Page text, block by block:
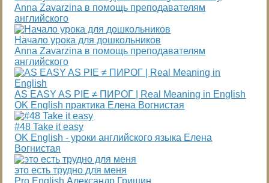
Anna Zavarzina в помощь преподавателям
английского
Начало урока для дошкольников
Anna Zavarzina в помощь преподавателям
английского
AS EASY AS PIE ≠ ПИРОГ | Real Meaning in English
OK English практика Елена Вогнистая
#48 Take it easy
OK English - уроки английского языка Елена
Вогнистая
это есть трудно для меня
Pro English Александр Гришин